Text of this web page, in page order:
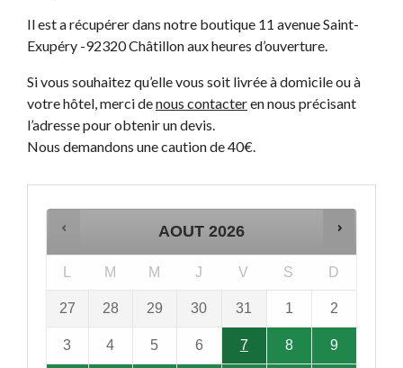
Il est a récupérer dans notre boutique 11 avenue Saint-
Exupéry -92320 Châtillon aux heures d’ouverture.
Si vous souhaitez qu’elle vous soit livrée à domicile ou à
votre hôtel, merci denous contacteren nous précisant
l’adresse pour obtenir un devis.
Nous demandons une caution de 40€.
AOUT 2026
M M J V S D
27
Juillet
2026,
Lundi,
28
Juillet
2026,
Mardi,
29
Juillet
2026,
Mercredi,
30
Juillet
2026,
Jeudi,
31
Juillet
2026,
Vendredi,
1
Aout
2026,
Samedi,
2
Aout
2026,
Dimanche,
3
Aout
4
Aout
5
Aout
6
Aout
7
Aout
8
Aout
9
Aout